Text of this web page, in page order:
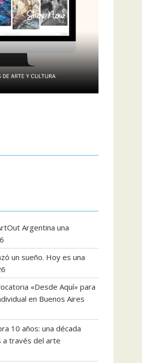
Argentina una
un sueño. Hoy es una
«Desde Aquí» para
en Buenos Aires
10 años: una década
a través del arte